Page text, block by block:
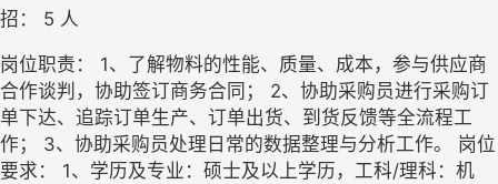
招： 5 人
岗位职责： 1、了解物料的性能、质量、成本，参与供应商
合作谈判，协助签订商务合同； 2、协助采购员进行采购订
单下达、追踪订单生产、订单出货、到货反馈等全流程工
作； 3、协助采购员处理日常的数据整理与分析工作。 岗位
要求： 1、学历及专业：硕士及以上学历，工科/理科：机